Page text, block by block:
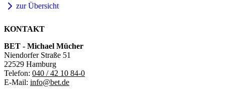
zur Übersicht
KONTAKT
BET - Michael Mücher
Niendorfer Straße 51
22529 Hamburg
Telefon: 040 / 42 10 84-0
E-Mail: info@bet.de